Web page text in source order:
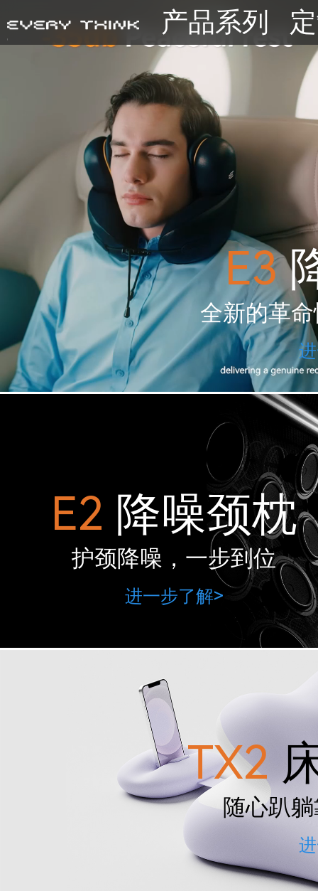
产品系列
E3
全新的革
E2 降噪颈枕
护颈降噪，一步到位
进一步了解>
TX2
随心趴